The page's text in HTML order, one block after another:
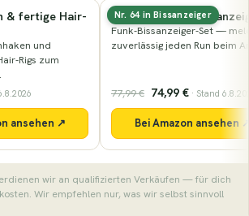
Hair-
und
zum
↗
Nr. 64 in Bissanzeiger
Elektronischer Bissanzeiger
Funk-Bissanzeiger-Set — meldet
zuverlässig jeden Run beim Ansitz.
77,99 € 74,99 €· Stand 6.8.2026
Bei Amazon ansehen ↗
wir an qualifizierten Verkäufen — für dich
Wir empfehlen nur, was wir selbst sinnvoll